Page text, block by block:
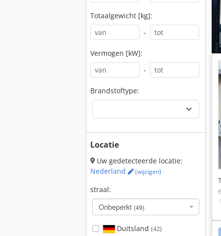
Totaalgewicht [kg]:
-
Vermogen [kW]:
-
Brandstoftype:
Locatie
Uw gedetecteerde locatie:
Nederland
(wijzigen)
straal:
Onbeperkt (49)
Duitsland (42)